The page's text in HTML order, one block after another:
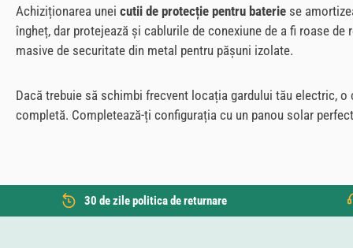
Achiziționarea unei cutii de protecție pentru baterie se
îngheț, dar protejează și cablurile de conexiune de a fi roase
masive de securitate din metal pentru pășuni izolate.
Dacă trebuie să schimbi frecvent locația gardului tău electric,
completă. Completează-ți configurația cu un panou solar
30 de zile politica de returnare